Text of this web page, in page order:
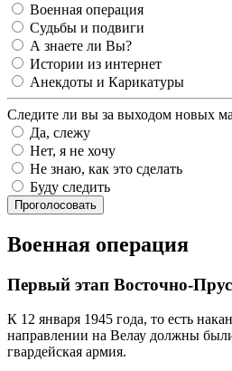
Военная операция
Судьбы и подвиги
А знаете ли Вы?
Истории из интернет
Анекдоты и Карикатуры
Следите ли вы за выходом новых
Да, слежу
Нет, я не хочу
Не знаю, как это сделать
Буду следить
Проголосовать
Военная операция
Первый этап Восточно-
К 12 января 1945 года, то есть
направлении на Велау должны
гвардейская армия.